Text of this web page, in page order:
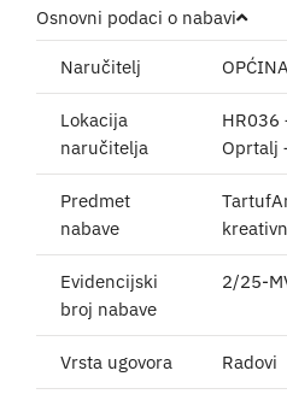
Osnovni podaci o nabavi
Naručitelj
Lokacija
naručitelja
HR036
Oprtalj
Predmet
nabave
Evidencijski
broj nabave
2/25-
Vrsta ugovora Radovi